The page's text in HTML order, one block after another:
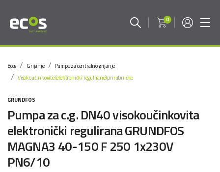
0
Ecos Grijanje
Pumpe za centralno grijanje
Visokoučinkovite (elektronički regulirane) prirubničke
GRUNDFOS
Pumpa za c.g. DN40 visokoučinkovita
elektronički regulirana GRUNDFOS
MAGNA3 40-150 F 250 1x230V
PN6/10